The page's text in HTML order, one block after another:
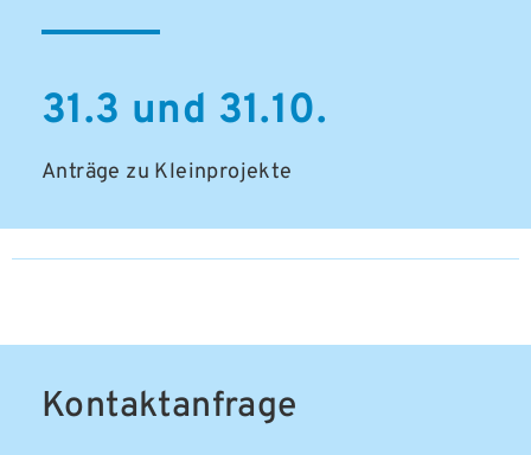
31.3 und 31.10.
Anträge zu Kleinprojekte
Kontaktanfrage